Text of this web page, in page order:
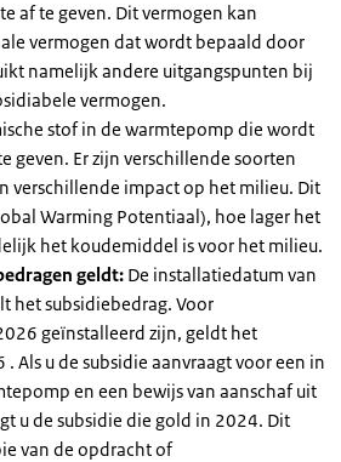
af te geven. Dit vermogen kan
vermogen dat wordt bepaald door
namelijk andere uitgangspunten bij
vermogen.
stof in de warmtepomp die wordt
geven. Er zijn verschillende soorten
verschillende impact op het milieu. Dit
Warming Potentiaal), hoe lager het
het koudemiddel is voor het milieu.
geldt: De installatiedatum van
het subsidiebedrag. Voor
geïnstalleerd zijn, geldt het
Als u de subsidie aanvraagt voor een in
en een bewijs van aanschaf uit
u de subsidie die gold in 2024. Dit
van de opdracht of